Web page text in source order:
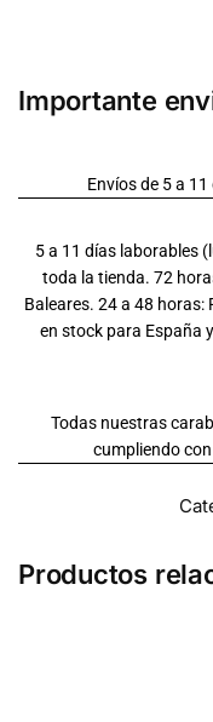
Importante
Envíos de 5 a
5 a 11 días laborables
toda la tienda. 72
Baleares. 24 a 48
en stock para España
Todas nuestras
cumpliendo
Productos